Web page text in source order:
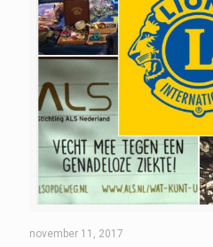
november 11, 2017